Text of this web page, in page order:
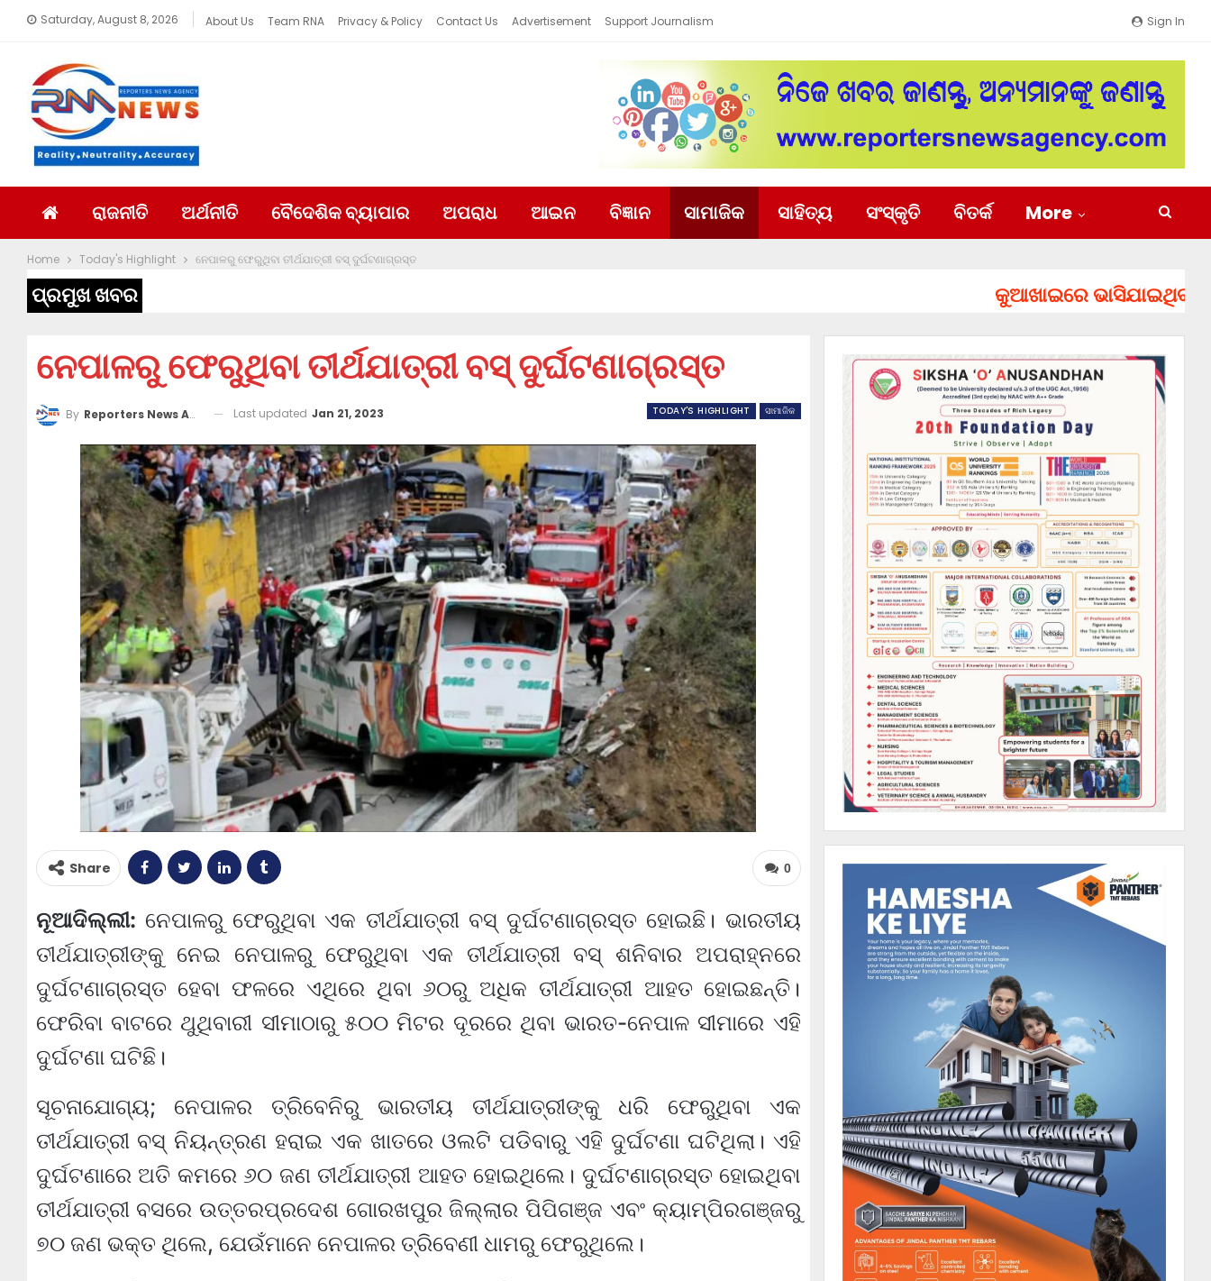
Sign In
Saturday, August 8, 2026 About Us Team RNA Privacy & Policy Contact Us Advertisement Support Journalism
ରାଜନୀତି ଅର୍ଥନୀତି ବୈଦେଶିକ ବ୍ୟାପାର ଅପରାଧ ଆଇନ ବିଜ୍ଞାନ ସାମାଜିକ ସାହିତ୍ୟ ସଂସ୍କୃତି ବିତର୍କ More
Home Today's Highlight ନେପାଳରୁ ଫେରୁଥିବା ତୀର୍ଥଯାତ୍ରୀ ବସ୍‌ ଦୁର୍ଘଟଣାଗ୍ରସ୍ତ
ପ୍ରମୁଖ ଖବର କୁଆଖାଇରେ ଭାସିଯାଇଥିବା ୨
ନେପାଳରୁ ଫେରୁଥିବା ତୀର୍ଥଯାତ୍ରୀ ବସ୍‌ ଦୁର୍ଘଟଣାଗ୍ରସ୍ତ
TODAY'S HIGHLIGHT ସାମାଜିକ
By Reporters News Agency Last updated Jan 21, 2023
0
Share
ନୂଆଦିଲ୍ଲୀ: ନେପାଳରୁ ଫେରୁଥିବା ଏକ ତୀର୍ଥଯାତ୍ରୀ ବସ୍‌ ଦୁର୍ଘଟଣାଗ୍ରସ୍ତ ହୋଇଛି। ଭାରତୀୟ
ତୀର୍ଥଯାତ୍ରୀଙ୍କୁ ନେଇ ନେପାଳରୁ ଫେରୁଥିବା ଏକ ତୀର୍ଥଯାତ୍ରୀ ବସ୍‌ ଶନିବାର ଅପରାହ୍ନରେ
ଦୁର୍ଘଟଣାଗ୍ରସ୍ତ ହେବା ଫଳରେ ଏଥିରେ ଥିବା ୬୦ରୁ ଅଧିକ ତୀର୍ଥଯାତ୍ରୀ ଆହତ ହୋଇଛନ୍ତି।
ଫେରିବା ବାଟରେ ଥୁଥିବାରୀ ସୀମାଠାରୁ ୫୦୦ ମିଟର ଦୂରରେ ଥିବା ଭାରତ-ନେପାଳ ସୀମାରେ ଏହି
ଦୁର୍ଘଟଣା ଘଟିଛି।
ସୂଚନାଯୋଗ୍ୟ; ନେପାଳର ତ୍ରିବେନିରୁ ଭାରତୀୟ ତୀର୍ଥଯାତ୍ରୀଙ୍କୁ ଧରି ଫେରୁଥିବା ଏକ
ତୀର୍ଥଯାତ୍ରୀ ବସ୍‌ ନିୟନ୍ତ୍ରଣ ହରାଇ ଏକ ଖାତରେ ଓଲଟି ପଡିବାରୁ ଏହି ଦୁର୍ଘଟଣା ଘଟିଥିଲା। ଏହି
ଦୁର୍ଘଟଣାରେ ଅତି କମରେ ୬୦ ଜଣ ତୀର୍ଥଯାତ୍ରୀ ଆହତ ହୋଇଥିଲେ। ଦୁର୍ଘଟଣାଗ୍ରସ୍ତ ହୋଇଥିବା
ତୀର୍ଥଯାତ୍ରୀ ବସରେ ଉତ୍ତରପ୍ରଦେଶ ଗୋରଖପୁର ଜିଲ୍ଲାର ପିପିଗଞ୍ଜ ଏବଂ କ୍ୟାମ୍ପିରଗଞ୍ଜରୁ
୭୦ ଜଣ ଭକ୍ତ ଥିଲେ, ଯେଉଁମାନେ ନେପାଳର ତ୍ରିବେଣୀ ଧାମରୁ ଫେରୁଥିଲେ।